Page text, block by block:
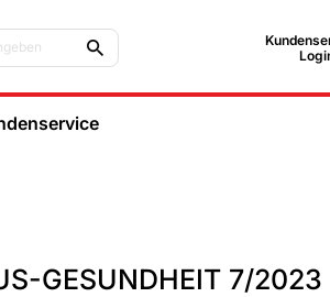
GESUNDHEIT 7/